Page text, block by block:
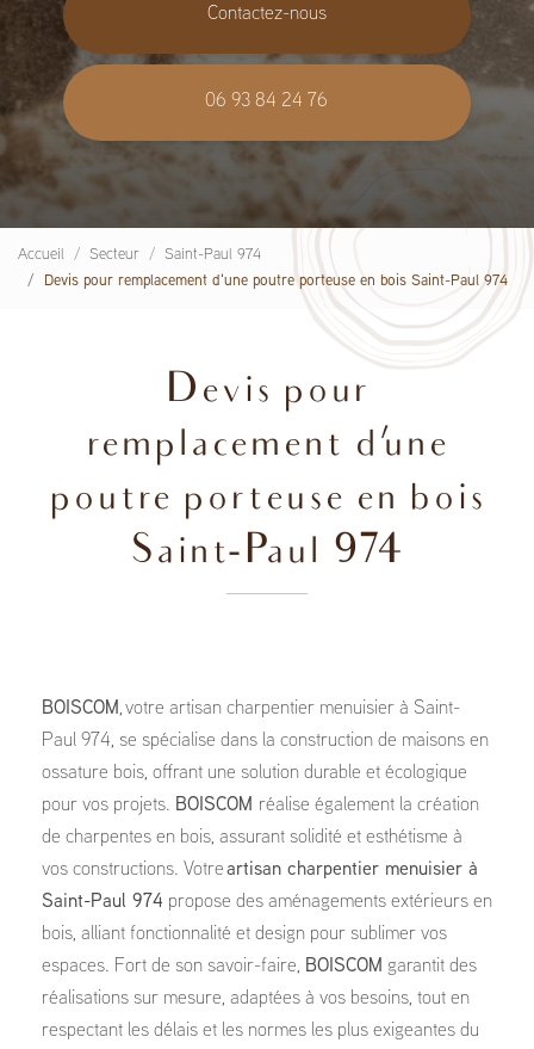
Contactez-nous
06 93 84 24 76
Accueil Secteur
Saint-Paul 974
Devis pour remplacement d'une poutre porteuse en bois Saint-Paul 974
Devis pour
remplacement d'une
poutre porteuse en bois
Saint-Paul 974
BOISCOM, votre artisan charpentier menuisier à Saint-
Paul 974, se spécialise dans la construction de maisons en
ossature bois, offrant une solution durable et écologique
pour vos projets. BOISCOM réalise également la création
de charpentes en bois, assurant solidité et esthétisme à
vos constructions. Votre artisan charpentier menuisier à
Saint-Paul 974 propose des aménagements extérieurs en
bois, alliant fonctionnalité et design pour sublimer vos
espaces. Fort de son savoir-faire, BOISCOM garantit des
réalisations sur mesure, adaptées à vos besoins, tout en
respectant les délais et les normes les plus exigeantes du